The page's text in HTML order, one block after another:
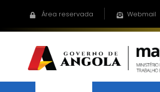
Área reservada Webmail